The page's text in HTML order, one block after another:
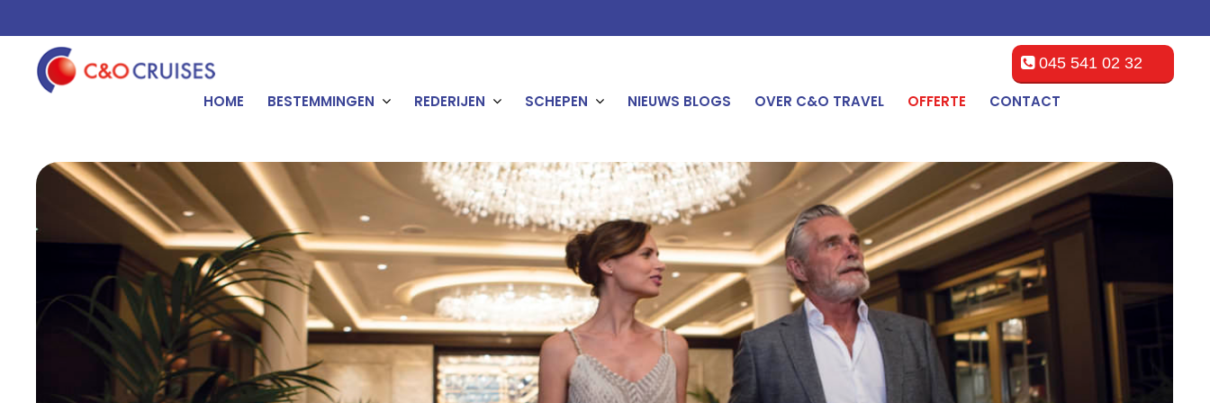
045 541 02 32
CONTACT
OFFERTE
OVER C&O TRAVEL
NIEUWS BLOGS
SCHEPEN
REDERIJEN
BESTEMMINGEN
HOME